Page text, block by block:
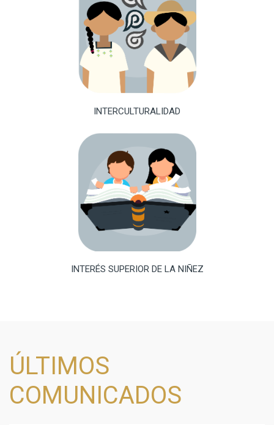
INTERCULTURALIDAD
INTERÉS SUPERIOR DE LA NIÑEZ
ÚLTIMOS
COMUNICADOS